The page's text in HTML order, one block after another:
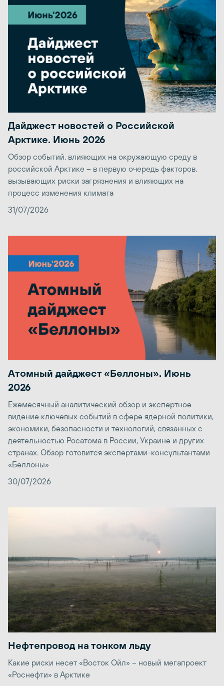
Дайджест новостей о Российской
Арктике. Июнь 2026
Обзор событий, влияющих на окружающую среду в
российской Арктике – в первую очередь факторов,
вызывающих риски загрязнения и влияющих на
процесс изменения климата
31/07/2026
Атомный дайджест «Беллоны». Июнь
2026
Ежемесячный аналитический обзор и экспертное
видение ключевых событий в сфере ядерной политики,
экономики, безопасности и технологий, связанных с
деятельностью Росатома в России, Украине и других
странах. Обзор готовится экспертами-консультантами
«Беллоны»
30/07/2026
Нефтепровод на тонком льду
Какие риски несет «Восток Ойл» – новый мегапроект
«Роснефти» в Арктике